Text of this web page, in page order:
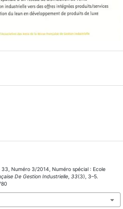
Numéro 3/2014, Numéro spécial : Ecole
De Gestion Industrielle, 33(3), 3–5.